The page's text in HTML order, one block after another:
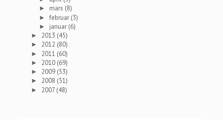
► mars (8)
►februar (3)
► januar (6)
► 2013 (45)
► 2012 (80)
► 2011 (60)
► 2010 (69)
► 2009 (53)
► 2008 (51)
► 2007 (48)